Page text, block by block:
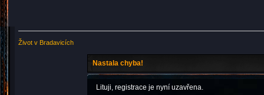
Život v Bradavicích
Nastala chyba!
Lituji, registrace je nyní uzavřena.